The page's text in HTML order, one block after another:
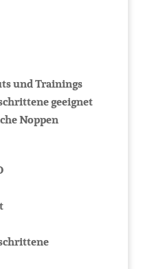
und Trainings
geeignet
Noppen